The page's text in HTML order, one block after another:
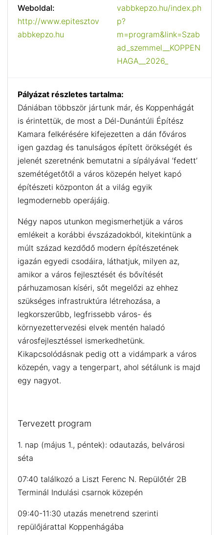
Weboldal:
http://www.epitesztov
abbkepzo.hu
vabbkepzo.hu/index.ph
p?
m=program&link=Szab
ad_szemmel__KOPPEN
HAGA__2026_
Pályázat részletes tartalma:
Dániában többször jártunk már, és Koppenhágát
is érintettük, de most a Dél-Dunántúli Építész
Kamara felkérésére kifejezetten a dán főváros
igen gazdag és tanulságos épített örökségét és
jelenét szeretnénk bemutatni a sípályával ’fedett’
szemétégetőtől a város közepén helyet kapó
építészeti központon át a világ egyik
legmodernebb operájáig.
Négy napos utunkon megismerhetjük a város
emlékeit a korábbi évszázadokból, kitekintünk a
múlt század kezdődő modern építészetének
igazán egyedi csodáira, láthatjuk, milyen az,
amikor a város fejlesztését és bővítését
párhuzamosan kíséri, sőt megelőzi az ehhez
szükséges infrastruktúra létrehozása, a
legkorszerűbb, legfrissebb város- és
környezettervezési elvek mentén haladó
városfejlesztéssel ismerkedhetünk.
Kikapcsolódásnak pedig ott a vidámpark a város
közepén, vagy a tengerpart, ahol sétálunk is majd
egy nagyot.
Tervezett program
1. nap (május 1., péntek): odautazás, belvárosi
séta
07:40 találkozó a Liszt Ferenc N. Repülőtér 2B
Terminál Indulási csarnok közepén
09:40-11:30 utazás menetrend szerinti
repülőjárattal Koppenhágába